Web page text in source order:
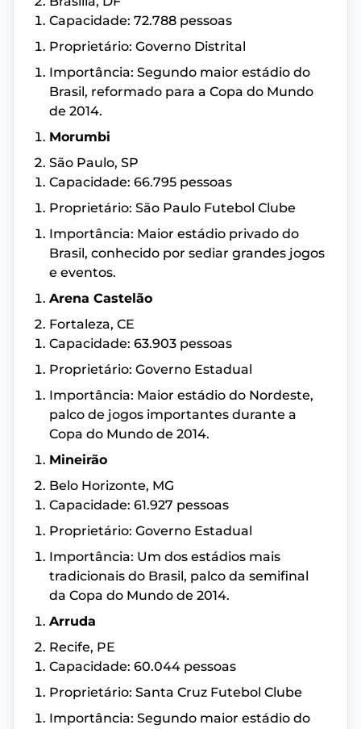
Capacidade: 72.788 pessoas
Proprietário: Governo Distrital
Importância: Segundo maior estádio do
Brasil, reformado para a Copa do Mundo
de 2014.
Morumbi
São Paulo, SP
Capacidade: 66.795 pessoas
Proprietário: São Paulo Futebol Clube
Importância: Maior estádio privado do
Brasil, conhecido por sediar grandes jogos
e eventos.
Arena Castelão
Fortaleza, CE
Capacidade: 63.903 pessoas
Proprietário: Governo Estadual
Importância: Maior estádio do Nordeste,
palco de jogos importantes durante a
Copa do Mundo de 2014.
Mineirão
Belo Horizonte, MG
Capacidade: 61.927 pessoas
Proprietário: Governo Estadual
Importância: Um dos estádios mais
tradicionais do Brasil, palco da semifinal
da Copa do Mundo de 2014.
Arruda
Recife, PE
Capacidade: 60.044 pessoas
Proprietário: Santa Cruz Futebol Clube
Importância: Segundo maior estádio do